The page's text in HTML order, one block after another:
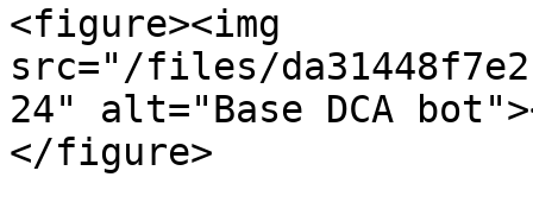
<figure><img
src="/files/
24" alt="Base DCA
</figure>